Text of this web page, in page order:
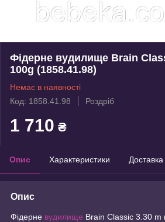
Фідерне вудилище Brain
100g (1858.41.98)
Немає в наявності
Код: 1858.41.98
Роздріб
1 710 ₴
Опис Характеристики Доставка
Опис
Фідерне вудилище Brain Classic 3.30